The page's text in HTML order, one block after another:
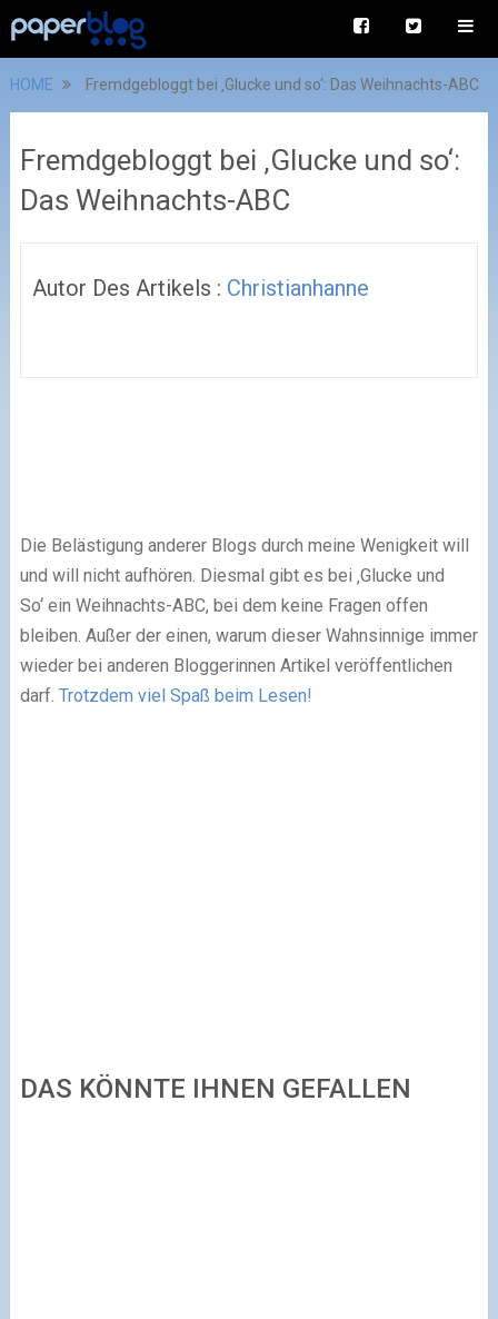
HOME Fremdgebloggt bei ‚Glucke und so‘: Das Weihnachts-ABC
Fremdgebloggt bei ‚Glucke und so‘:
Das Weihnachts-ABC
Autor Des Artikels : Christianhanne
Die Belästigung anderer Blogs durch meine Wenigkeit will
und will nicht aufhören. Diesmal gibt es bei ‚Glucke und
So‘ ein Weihnachts-ABC, bei dem keine Fragen offen
bleiben. Außer der einen, warum dieser Wahnsinnige immer
wieder bei anderen Bloggerinnen Artikel veröffentlichen
darf. Trotzdem viel Spaß beim Lesen!
DAS KÖNNTE IHNEN GEFALLEN